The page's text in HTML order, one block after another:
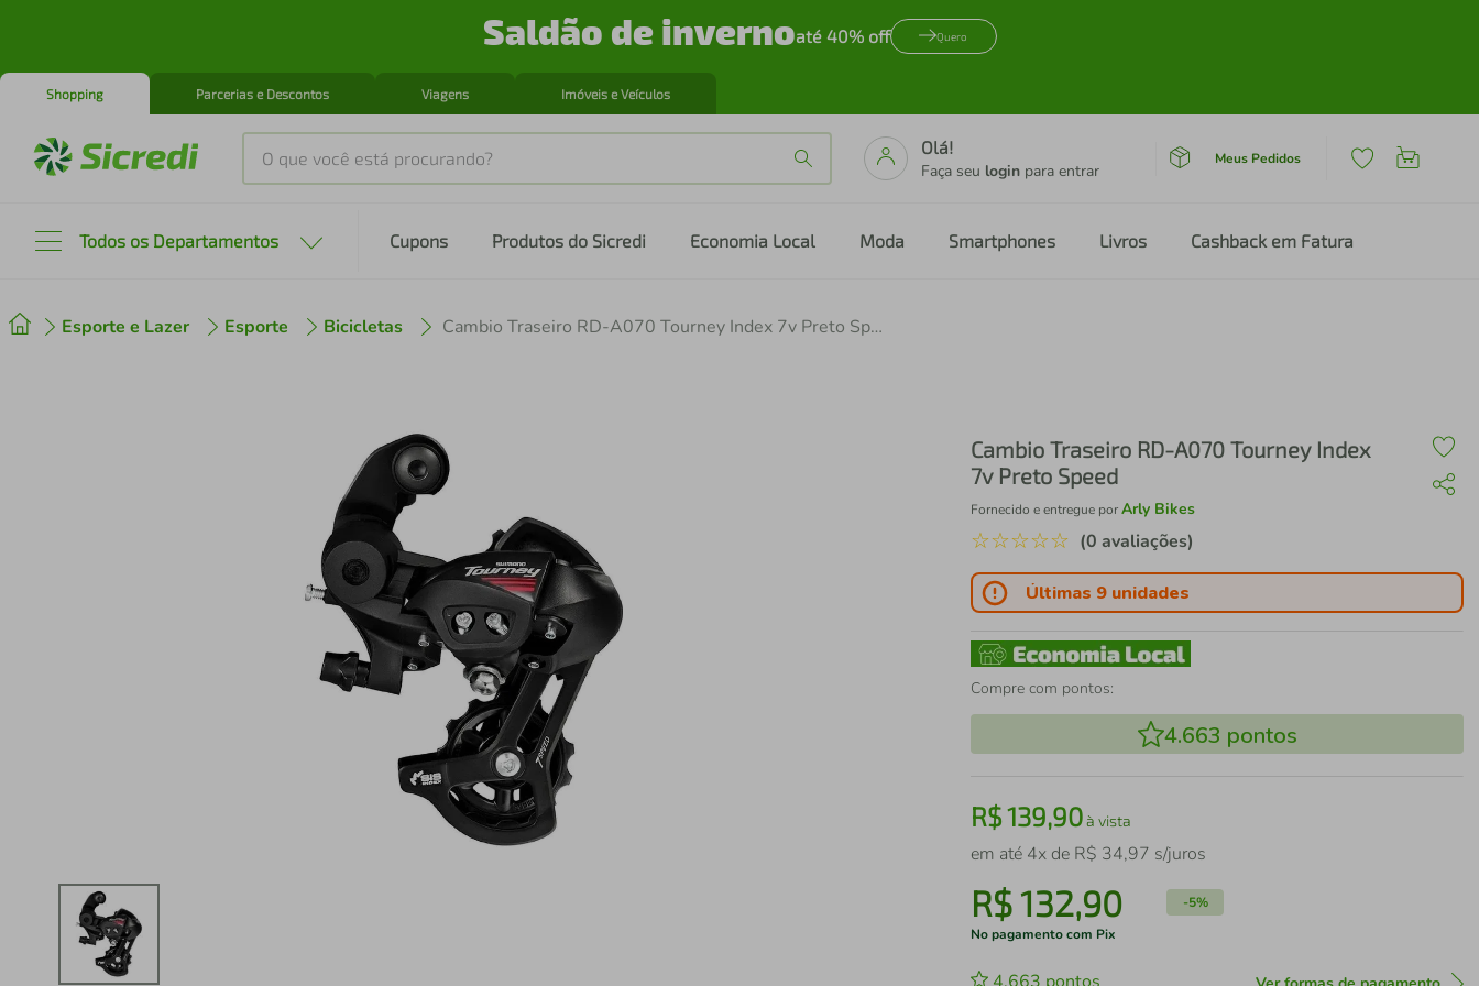
Saldão de invernoaté 40% off Quero
Shopping Parcerias e Descontos Viagens Imóveis e Veículos
O que você está procurando?
Olá!
Faça seu login para entrar
Meus Pedidos
Todos os Departamentos Cupons Produtos do Sicredi Economia Local Moda Smartphones Livros Cashback em Fatura
Esporte e Lazer Esporte Bicicletas Cambio Traseiro RD-A070 Tourney Index 7v Preto Speed
Cambio Traseiro RD-A070 Tourney Index
7v Preto Speed
Fornecido e entregue porArly Bikes
☆☆☆☆☆ (0 avaliações)
Últimas 9 unidades
Compre com pontos:
4.663 pontos
R$139,90à vista
em até 4x de R$ 34,97 s/juros
R$132,90 -5%
No pagamento com Pix
2 º cafeteira